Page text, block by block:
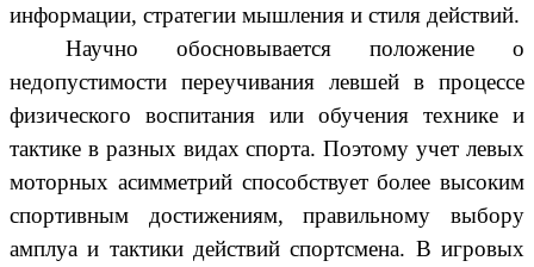
информации, стратегии мышления и стиля действий.
Научно обосновывается положение о
недопустимости переучивания левшей в процессе
физического воспитания или обучения технике и
тактике в разных видах спорта. Поэтому учет левых
моторных асимметрий способствует более высоким
спортивным достижениям, правильному выбору
амплуа и тактики действий спортсмена. В игровых